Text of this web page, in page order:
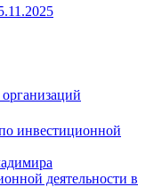
инвестиционной
деятельности в